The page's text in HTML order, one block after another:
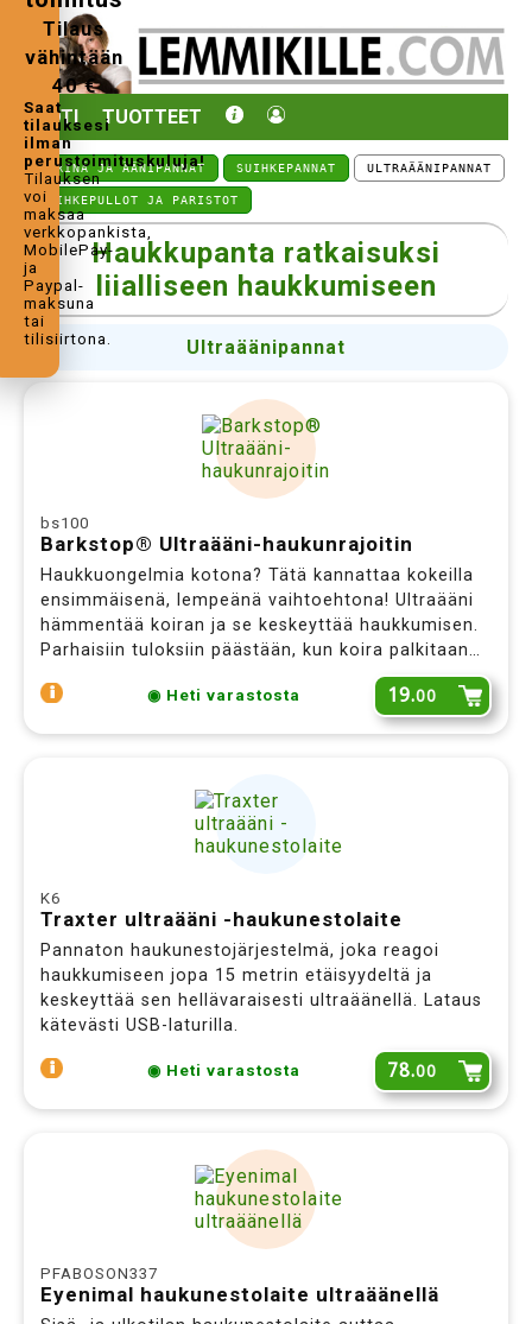
KOTI TUOTTEET
Tilaus
vähintään
40 €
Saat
tilauksesi
ilman
perustoimituskuluja!
Tilauksen
voi
maksaa
verkkopankista,
MobilePay-
ja
Paypal-
maksuna
tai
tilisiirtona.
VÄRINÄ JA ÄÄNIPANNAT SUIHKEPANNAT ULTRAÄÄNIPANNAT
SUIHKEPULLOT JA PARISTOT
Haukkupanta ratkaisuksi
liialliseen haukkumiseen
Ultraäänipannat
bs100
Barkstop® Ultraääni-haukunrajoitin
Haukkuongelmia kotona? Tätä kannattaa kokeilla
ensimmäisenä, lempeänä vaihtoehtona! Ultraääni
hämmentää koiran ja se keskeyttää haukkumisen.
Parhaisiin tuloksiin päästään, kun koira palkitaan
tilata paristot, mukana vain testiparistot.
◉ Heti varastosta 19.00
K6
Traxter ultraääni -haukunestolaite
Pannaton haukunestojärjestelmä, joka reagoi
haukkumiseen jopa 15 metrin etäisyydeltä ja
keskeyttää sen hellävaraisesti ultraäänellä. Lataus
kätevästi USB-laturilla.
◉ Heti varastosta 78.00
PFABOSON337
Eyenimal haukunestolaite ultraäänellä